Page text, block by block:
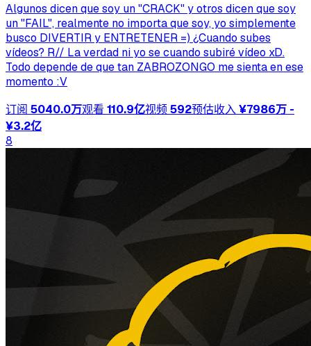
Algunos dicen que soy un "CRACK" y otros dicen que soy
un "FAIL", realmente no importa que soy, yo simplemente
busco DIVERTIR y ENTRETENER =) ¿Cuando subes
vídeos? R// La verdad ni yo se cuando subiré vídeo xD.
Todo depende de que tan ZABROZONGO me sienta en ese
momento :V
订阅 5040.0万观看 110.9亿视频592预估收入¥7986万 -
¥3.2亿
8